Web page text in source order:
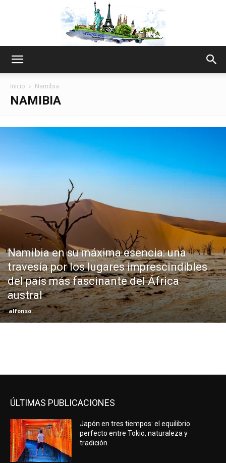
Thru
My
Eyes
Inicio Namibia
NAMIBIA
Namibia en su máxima esencia: una
travesía por los lugares imprescindibles
del país más fascinante del África
austral
alfonso
ÚLTIMAS PUBLICACIONES
Japón en tres tiempos: el equilibrio
perfecto entre Tokio, naturaleza y
tradición